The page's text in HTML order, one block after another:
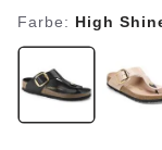
Farbe: High